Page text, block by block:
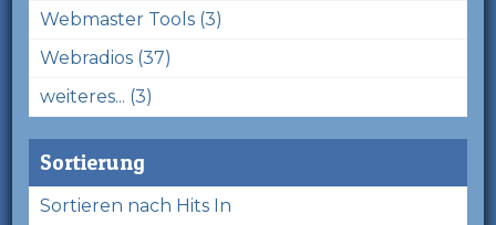
Webmaster Tools (3)
Webradios (37)
weiteres... (3)
Sortierung
Sortieren nach Hits In